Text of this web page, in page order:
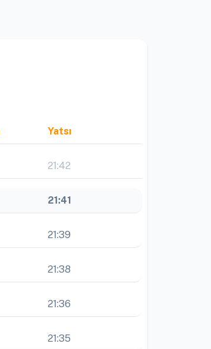
Yatsı
21:42
21:41
21:39
21:38
21:36
21:35